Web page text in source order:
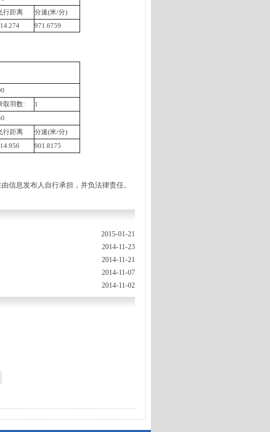
行距离
分速(米/分)
971.6759
取羽数:
1
行距离
分速(米/分)
901.8175
信息发布人自行承担，并负法律责任。
2015-01-21
2014-11-23
2014-11-21
2014-11-07
2014-11-02